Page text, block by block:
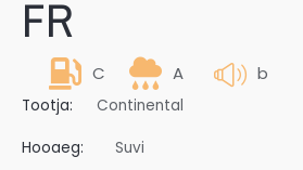
FR
C A b
Tootja: Continental
Hooaeg: Suvi